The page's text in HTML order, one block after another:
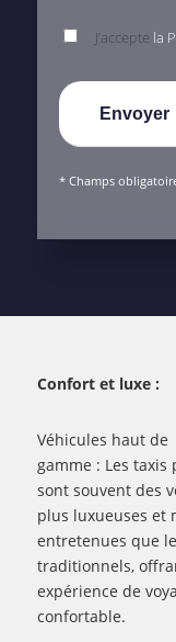
J’accepte la
* Champs
Confort et luxe :
Véhicules haut de
gamme : Les taxis
sont souvent des
plus luxueuses et
entretenues que
traditionnels,
expérience de
confortable.